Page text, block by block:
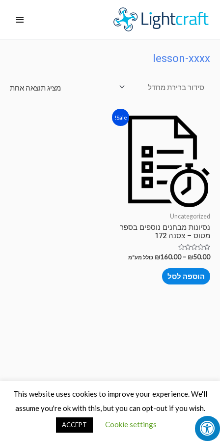
לתוכן
ראשי
lesson-xxxx
מציג תוצאה אחת
Sale!
Uncategorized
נסיונות מבחנים נוספים בספר
מטוס – צסנה 172
דורג
מתוך
5
₪50.00
–
₪160.00 כולל מע"מ
הוספה לסל
This website uses cookies to improve your experience. We'll
assume you're ok with this, but you can opt-out if you wish.
Cookie settings
ACCEPT